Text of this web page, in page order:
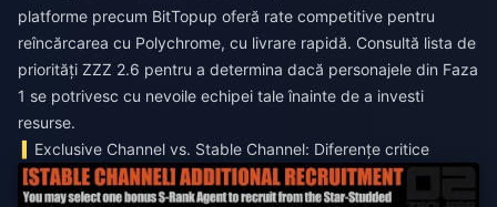
platforme precum BitTopup oferă rate competitive pentru
reîncărcarea cu Polychrome, cu livrare rapidă. Consultă lista de
priorități ZZZ 2.6 pentru a determina dacă personajele din Faza
1 se potrivesc cu nevoile echipei tale înainte de a investi
resurse.
Exclusive Channel vs. Stable Channel: Diferențe critice